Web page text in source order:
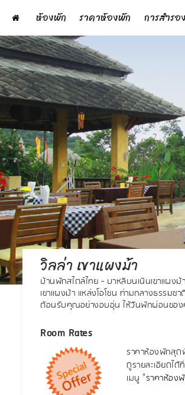
ห้องพัก ราคาห้องพัก การสำร
วิลล่า เขาแผงม้า
บ้านพักสไตล์ไทย - บาหลีบนเนินเขาแผง
เขาแผงม้า แหล่งโอโซน ท่ามกลางธรรมช
ต้อนรับคุณอย่างอบอุ่น ให้วันพักผ่อนขอ
Room Rates
ราคาห้องพักสุด
ดูรายละเอียดได้ที่
เมนู "ราคาห้อง